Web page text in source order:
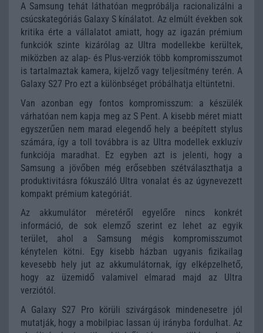
A Samsung tehát láthatóan megpróbálja racionalizálni a
csúcskategóriás Galaxy S kínálatot. Az elmúlt években sok
kritika érte a vállalatot amiatt, hogy az igazán prémium
funkciók szinte kizárólag az Ultra modellekbe kerültek,
miközben az alap- és Plus-verziók több kompromisszumot
is tartalmaztak kamera, kijelző vagy teljesítmény terén. A
Galaxy S27 Pro ezt a különbséget próbálhatja eltüntetni.
Van azonban egy fontos kompromisszum: a készülék
várhatóan nem kapja meg az S Pent. A kisebb méret miatt
egyszerűen nem marad elegendő hely a beépített stylus
számára, így a toll továbbra is az Ultra modellek exkluzív
funkciója maradhat. Ez egyben azt is jelenti, hogy a
Samsung a jövőben még erősebben szétválaszthatja a
produktivitásra fókuszáló Ultra vonalat és az úgynevezett
kompakt prémium kategóriát.
Az akkumulátor méretéről egyelőre nincs konkrét
információ, de sok elemző szerint ez lehet az egyik
terület, ahol a Samsung mégis kompromisszumot
kénytelen kötni. Egy kisebb házban ugyanis fizikailag
kevesebb hely jut az akkumulátornak, így elképzelhető,
hogy az üzemidő valamivel elmarad majd az Ultra
verziótól.
A Galaxy S27 Pro körüli szivárgások mindenesetre jól
mutatják, hogy a mobilpiac lassan új irányba fordulhat. Az